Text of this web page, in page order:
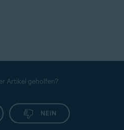
Artikel geholfen?
NEIN